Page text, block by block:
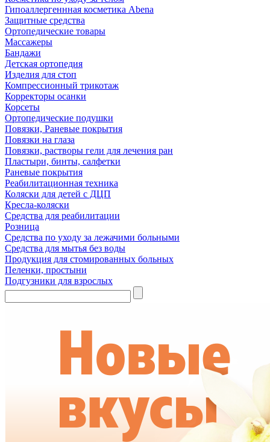
Гипоаллергеннная косметика Abena
Защитные средства
Ортопедические товары
Массажеры
Бандажи
Детская ортопедия
Изделия для стоп
Компрессионный трикотаж
Корректоры осанки
Корсеты
Ортопедические подушки
Повязки, Раневые покрытия
Повязки на глаза
Повязки, растворы гели для лечения ран
Пластыри, бинты, салфетки
Раневые покрытия
Реабилитационная техника
Коляски для детей с ДЦП
Кресла-коляски
Средства для реабилитации
Розница
Средства по уходу за лежачими больными
Средства для мытья без воды
Продукция для стомированных больных
Пеленки, простыни
Подгузники для взрослых